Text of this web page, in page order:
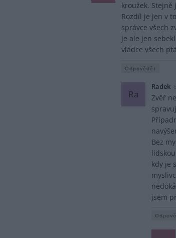
kroužek.
Rozdíl je jen v
správce všech
je ale jen
vládce všech
Odpovědět
Ra
Radek
Zvěř
Bez
kdy je
jsem